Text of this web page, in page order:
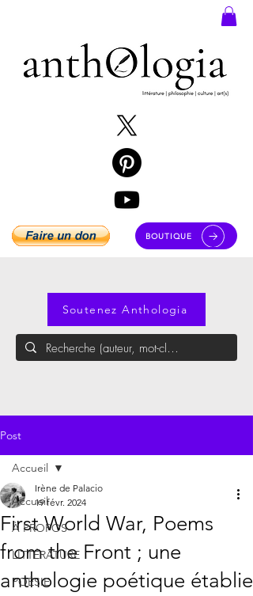
BOUTIQUE
Soutenez Anthologia
Post
Accueil
À PROPOS
LITTÉRATURE
POÉSIE
Accueil
First World War, Poems
from the Front ; une
anthologie poétique établie
Irène de Palacio
19 févr. 2024